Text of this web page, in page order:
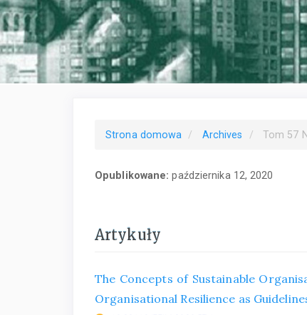
Strona domowa Archives Tom 57
Opublikowane:października 12, 2020
Artykuły
The Concepts of Sustainable
Organisational Resilience as